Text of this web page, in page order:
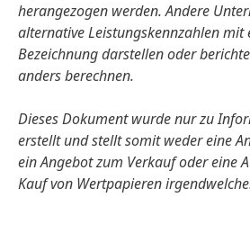
herangezogen werden. Andere
alternative Leistungs­kennzahlen mit
Bezeichnung darstellen oder
anders berechnen.
Dieses Dokument wurde nur zu
erstellt und stellt somit weder eine
ein Angebot zum Verkauf oder eine
Kauf von Wertpapieren